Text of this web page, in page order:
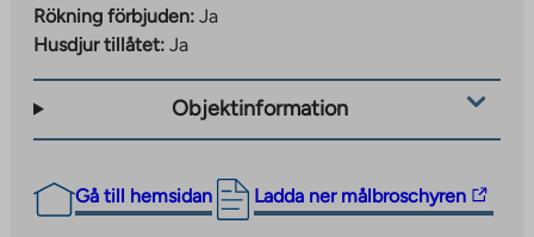
Rökning förbjuden: Ja
Husdjur tillåtet: Ja
Objektinformation
Gå till hemsidan Ladda ner målbroschyren
The
link